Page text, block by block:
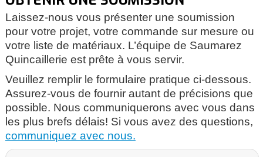
Laissez-nous vous présenter une soumission
pour votre projet, votre commande sur mesure ou
votre liste de matériaux. L’équipe de Saumarez
Quincaillerie est prête à vous servir.
Veuillez remplir le formulaire pratique ci-dessous.
Assurez-vous de fournir autant de précisions que
possible. Nous communiquerons avec vous dans
les plus brefs délais! Si vous avez des questions,
communiquez avec nous.